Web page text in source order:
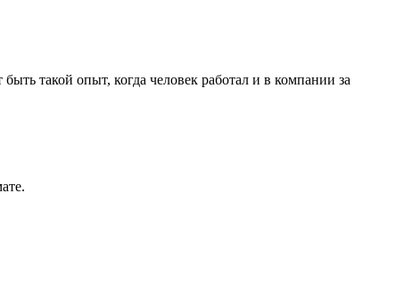
такой опыт, когда человек работал и в компании за